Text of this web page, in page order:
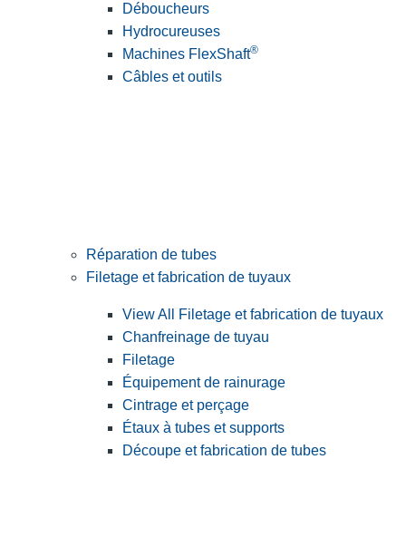
Déboucheurs
Hydrocureuses
Machines FlexShaft®
Câbles et outils
Réparation de tubes
Filetage et fabrication de tuyaux
View All Filetage et fabrication de tuyaux
Chanfreinage de tuyau
Filetage
Équipement de rainurage
Cintrage et perçage
Étaux à tubes et supports
Découpe et fabrication de tubes